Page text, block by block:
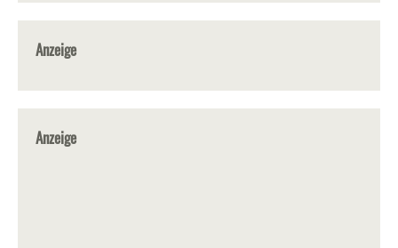
Anzeige
Anzeige